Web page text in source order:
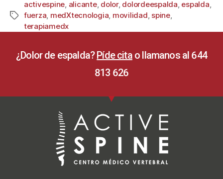
activespine, alicante, dolor, dolordeespalda, espalda,
fuerza, medXtecnologia, movilidad, spine,
terapiamedx
¿Dolor de espalda?Píde citao llamanos al 644
813 626